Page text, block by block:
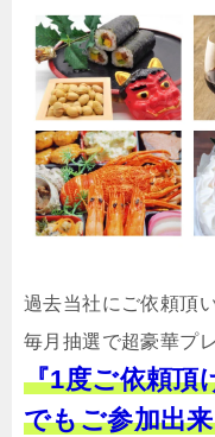
過去当社にご依頼頂
毎月抽選で超豪華プ
『1度ご依頼頂
でもご参加出